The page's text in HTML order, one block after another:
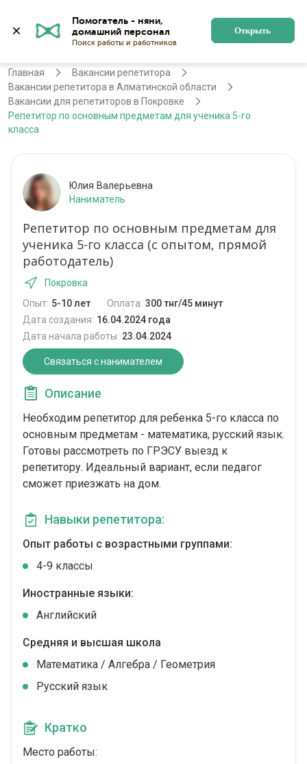
Помогатель - няни,
Поиск работы и работников
Открыть
Алматы Регистрация
Главная
Вакансии репетитора
Вакансии репетитора в Алматинской области
Вакансии для репетиторов в Покровке
Репетитор по основным предметам для ученика 5-го
класса
Юлия Валерьевна
Наниматель
Репетитор по основным предметам для
ученика 5-го класса (с опытом, прямой
работодатель)
Покровка
Опыт: 5-10 лет Оплата: 300 тнг/45 минут
Дата создания: 16.04.2024 года
Дата начала работы: 23.04.2024
Связаться с нанимателем
Описание
Необходим репетитор для ребенка 5-го класса по
основным предметам - математика, русский язык.
Готовы рассмотреть по ГРЭСУ выезд к
репетитору. Идеальный вариант, если педагог
сможет приезжать на дом.
Навыки репетитора:
Опыт работы с возрастными группами:
4-9 классы
Иностранные языки:
Английский
Средняя и высшая школа
Математика / Алгебра / Геометрия
Русский язык
Кратко
Место работы: